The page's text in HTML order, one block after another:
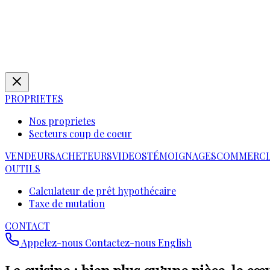
PROPRIETES
Nos proprietes
Secteurs coup de coeur
VENDEURSACHETEURSVIDEOSTÉMOIGNAGES
OUTILS
Calculateur de prêt hypothécaire
Taxe de mutation
CONTACT
Appelez-nous Contactez-nousEnglish